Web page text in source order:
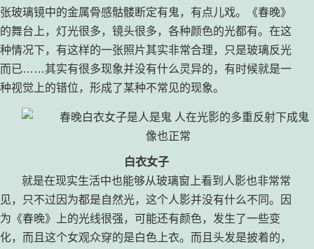
张玻璃镜中的金属骨感骷髅断定有鬼，有点儿戏。《春晚》
的舞台上，灯光很多，镜头很多，各种颜色的光都有。在这
种情况下，有这样的一张照片其实非常合理，只是玻璃反光
而已……其实有很多现象并没有什么灵异的，有时候就是一
种视觉上的错位，形成了某种不常见的现象。
白衣女子
就是在现实生活中也能够从玻璃窗上看到人影也非常常
见，只不过因为都是自然光，这个人影并没有什么不同。因
为《春晚》上的光线很强，可能还有颜色，发生了一些变
化，而且这个女观众穿的是白色上衣。而且头发是披着的，